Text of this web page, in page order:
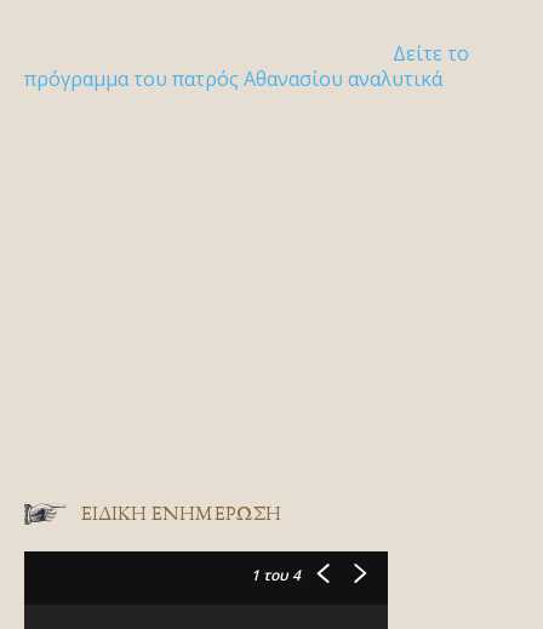
Δείτε το
πρόγραμμα του πατρός Αθανασίου αναλυτικά
ΕΙΔΙΚΉ ΕΝΗΜΈΡΩΣΗ
1 του 4